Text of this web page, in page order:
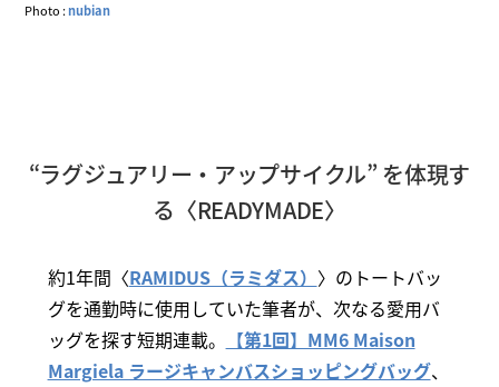
Photo :nubian
“ラグジュアリー・アップサイクル” を体現す
る〈READYMADE〉
約1年間〈RAMIDUS（ラミダス） 〉のトートバッ
グを通勤時に使用していた筆者が、次なる愛用バ
ッグを探す短期連載。
【第1回】MM6 Maison
Margiela ラージキャンバスショッピングバッグ、